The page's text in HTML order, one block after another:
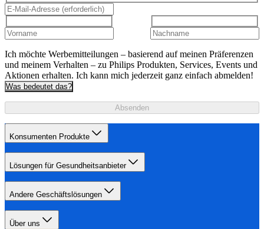
Ich möchte Werbemitteilungen – basierend auf meinen Präferenzen
und meinem Verhalten – zu Philips Produkten, Services, Events und
Aktionen erhalten. Ich kann mich jederzeit ganz einfach abmelden!
Was bedeutet das?
Absenden
Konsumenten Produkte
Lösungen für Gesundheitsanbieter
Andere Geschäftslösungen
Über uns